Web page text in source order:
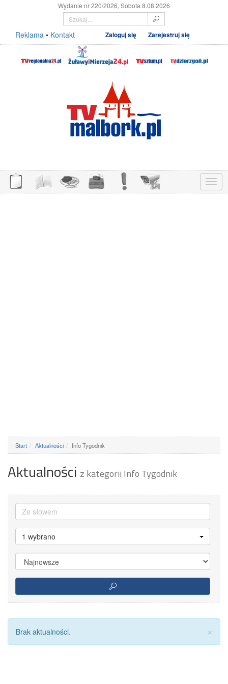
Wydanie nr 220/2026, Sobota 8.08.2026
Reklama • Kontakt Zaloguj się Zarejestruj się
Menu
Start Aktualności Info Tygodnik
Aktualności z kategorii Info Tygodnik
1 wybrano
×
Brak aktualności.